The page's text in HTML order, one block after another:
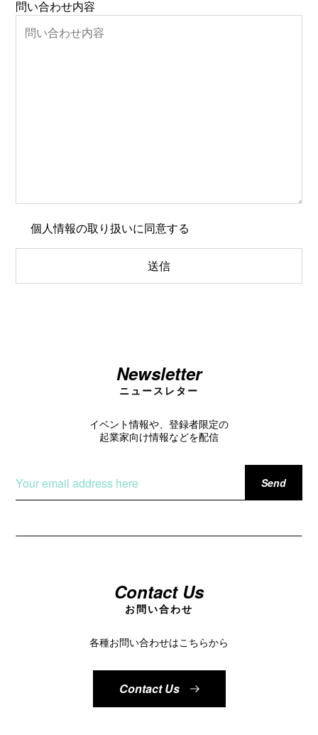
問い合わせ内容
個人情報の取り扱いに同意する
Newsletter
ニュースレター
イベント情報や、登録者限定の
起業家向け情報などを配信
Contact Us
お問い合わせ
各種お問い合わせはこちらから
Contact Us